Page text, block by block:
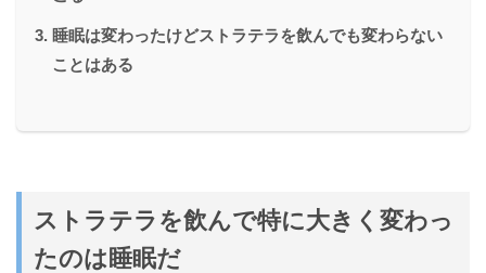
睡眠は変わったけどストラテラを飲んでも変わらない
ことはある
ストラテラを飲んで特に大きく変わっ
たのは睡眠だ